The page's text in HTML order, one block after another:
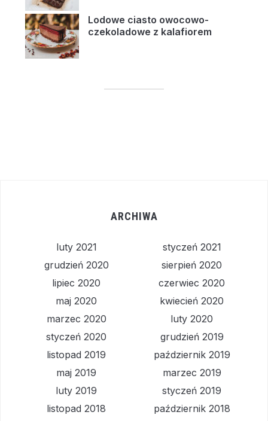
Lodowe ciasto owocowo-
czekoladowe z kalafiorem
ARCHIWA
luty 2021
styczeń 2021
grudzień 2020
sierpień 2020
lipiec 2020
czerwiec 2020
maj 2020
kwiecień 2020
marzec 2020
luty 2020
styczeń 2020
grudzień 2019
listopad 2019
październik 2019
maj 2019
marzec 2019
luty 2019
styczeń 2019
listopad 2018
październik 2018